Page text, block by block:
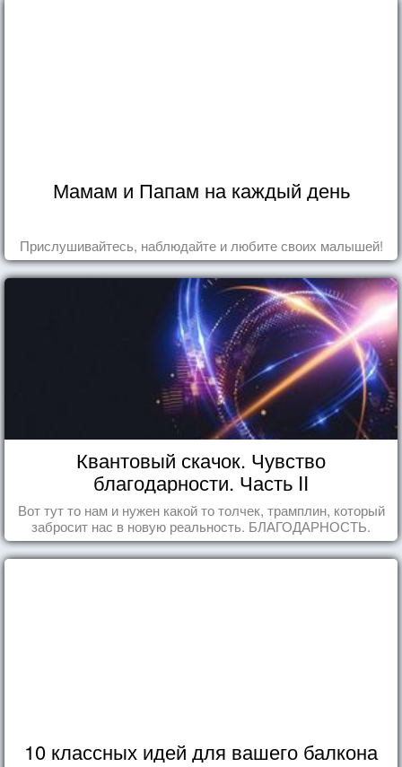
Мамам и Папам на каждый день
Прислушивайтесь, наблюдайте и любите своих малышей!
Квантовый скачок. Чувство
благодарности. Часть II
Вот тут то нам и нужен какой то толчек, трамплин, который
забросит нас в новую реальность. БЛАГОДАРНОСТЬ.
10 классных идей для вашего балкона